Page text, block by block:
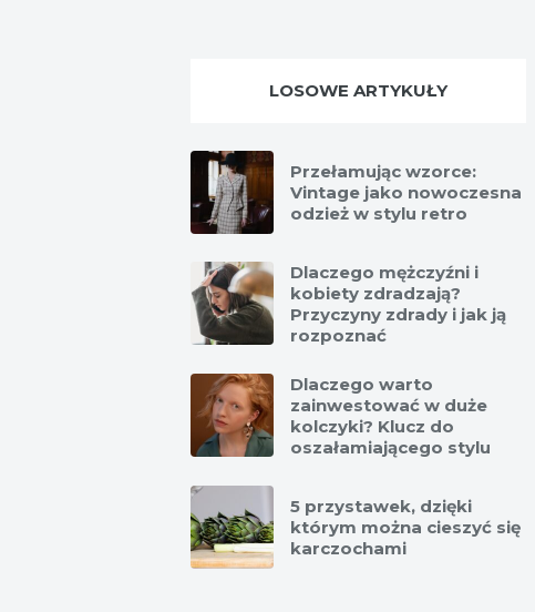
LOSOWE ARTYKUŁY
Przełamując wzorce:
Vintage jako nowoczesna
odzież w stylu retro
Dlaczego mężczyźni i
kobiety zdradzają?
Przyczyny zdrady i jak ją
rozpoznać
Dlaczego warto
zainwestować w duże
kolczyki? Klucz do
oszałamiającego stylu
5 przystawek, dzięki
którym można cieszyć się
karczochami